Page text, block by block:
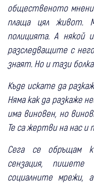
общественото
плаща цял живот.
полицията. А някой
разследващите с
знаят. Но и тази
Къде искате да
Няма как да разкаже
има виновен, но
Те са жертви на нас
Сега се обръщам
сензация,
социалните мрежи,